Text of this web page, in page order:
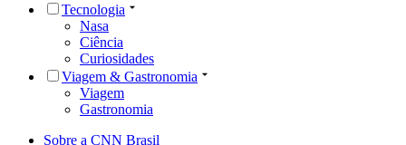
Tecnologia
Nasa
Ciência
Curiosidades
Viagem & Gastronomia
Viagem
Gastronomia
Sobre a CNN Brasil